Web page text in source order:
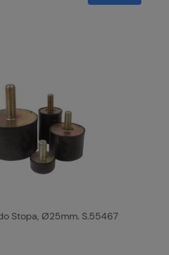
Stopa, Ø25mm. S.55467